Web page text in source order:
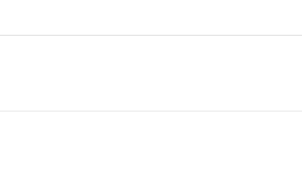
伤害，伤害值为前排所受伤害的一半
成伤害的25%，对鬼魂生物无效
梦幻西游ios版